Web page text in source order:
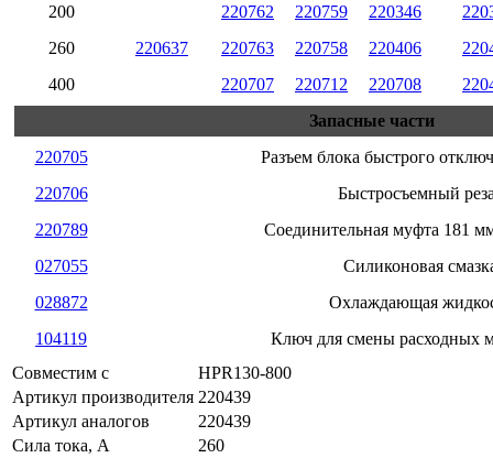
200
220637
220762 220759 220346
260
220763 220758 220406
400
220707 220712 220708
Запасные части
220705
Разъем блока быстрого
220706
Быстросъемный
220789
Соединительная муфта 181
027055
Силиконовая
028872
Охлаждающая
104119
Ключ для смены расходных
Совместим с
HPR130-800
Артикул производителя 220439
Артикул аналогов
220439
Сила тока, А
260